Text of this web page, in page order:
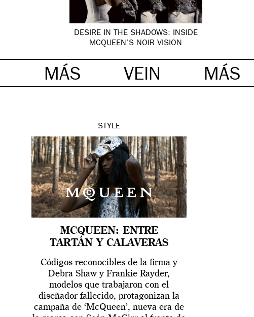
DESIRE IN THE SHADOWS: INSIDE
MCQUEEN’S NOIR VISION
MÁS VEIN MÁS
STYLE
MCQUEEN: ENTRE
TARTÁN Y CALAVERAS
Códigos reconocibles de la firma y
Debra Shaw y Frankie Rayder,
modelos que trabajaron con el
diseñador fallecido, protagonizan la
campaña de ‘McQueen’, nueva era de